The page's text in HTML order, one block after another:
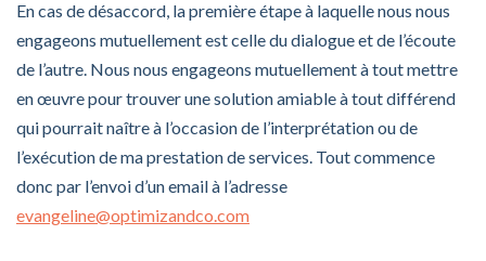
En cas de désaccord, la première étape à laquelle nous nous
engageons mutuellement est celle du dialogue et de l’écoute
de l’autre. Nous nous engageons mutuellement à tout mettre
en œuvre pour trouver une solution amiable à tout différend
qui pourrait naître à l’occasion de l’interprétation ou de
l’exécution de ma prestation de services. Tout commence
donc par l’envoi d’un email à l’adresse
evangeline@optimizandco.com